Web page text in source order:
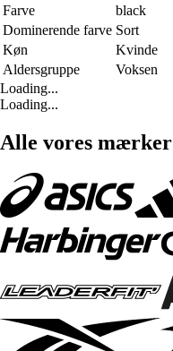
Farve
black
Dominerende farve Sort
Køn
Kvinde
Aldersgruppe
Voksen
Loading...
Loading...
Alle vores mærker